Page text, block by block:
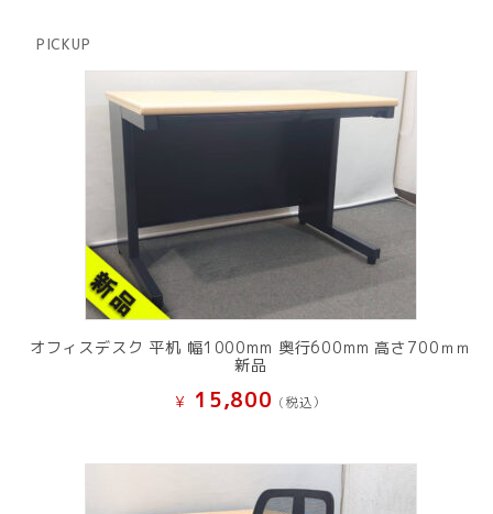
PICKUP
オフィスデスク 平机 幅1000mm 奥行600mm 高さ700ｍｍ
新品
¥ 15,800 (税込）